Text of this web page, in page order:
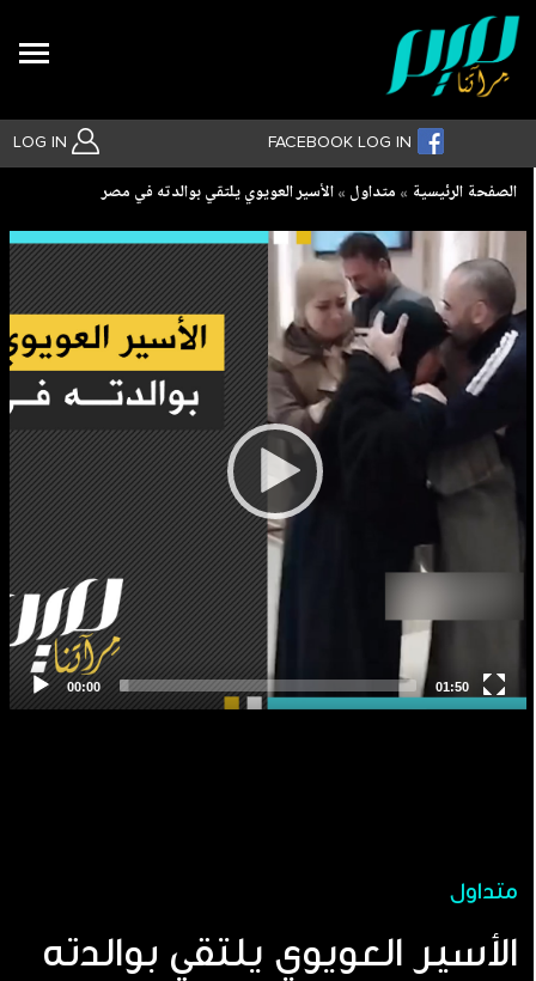
LOG IN FACEBOOK LOG IN
بحث متقدم
Breadcrumb
الصفحة الرئيسية متداول الأسير العويوي يلتقي بوالدته في مصر
متداول
الأسير العويوي يلتقي بوالدته